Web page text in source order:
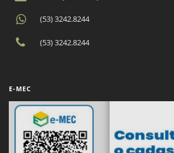
(53) 3242.8244
(53) 3242.8244
E-MEC